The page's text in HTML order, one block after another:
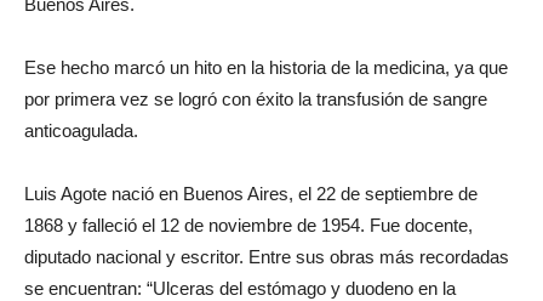
Buenos Aires.
Ese hecho marcó un hito en la historia de la medicina, ya que
por primera vez se logró con éxito la transfusión de sangre
anticoagulada.
Luis Agote nació en Buenos Aires, el 22 de septiembre de
1868 y falleció el 12 de noviembre de 1954. Fue docente,
diputado nacional y escritor. Entre sus obras más recordadas
se encuentran: “Ulceras del estómago y duodeno en la